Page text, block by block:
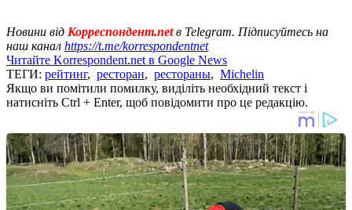
Новини від Корреспондент.netв Telegram. Підписуйтесь на
наш канал https://t.me/korrespondentnet
Читайте Korrespondent.net в Google News
ТЕГИ: рейтинг, ресторан, рестораны, Michelin
Якщо ви помітили помилку, виділіть необхідний текст і
натисніть Ctrl + Enter, щоб повідомити про це редакцію.